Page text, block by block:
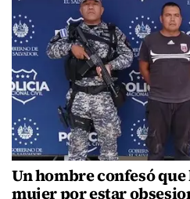
Un hombre confesó
mujer por estar